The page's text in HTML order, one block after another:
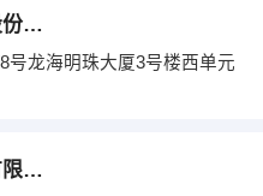
郑州真好医疗科技股份有限公司
号龙海明珠大厦3号楼西单元
青岛旭晨环保设备有限公司